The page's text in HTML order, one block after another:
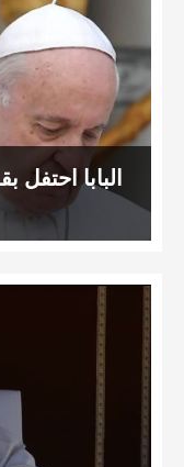
البابا